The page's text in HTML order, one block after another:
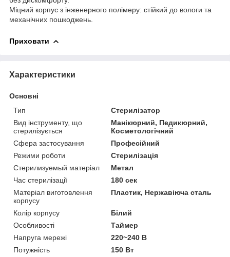
Міцний корпус з інженерного полімеру: стійкий до вологи та
механічних пошкоджень.
Приховати
Характеристики
Основні
Тип
Стерилізатор
Вид інструменту, що
стерилізується
Манікюрний, Педикюрний,
Косметологічний
Сфера застосування
Професійний
Режими роботи
Стерилізація
Стерилизуемый матеріал
Метал
Час стерилізації
180 сек
Матеріал виготовлення
корпусу
Пластик, Нержавіюча сталь
Колір корпусу
Білий
Особливості
Таймер
Напруга мережі
220~240 В
Потужність
150 Вт